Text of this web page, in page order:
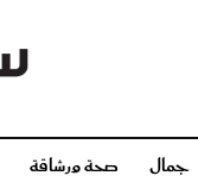
جمال صحة ورشاقة